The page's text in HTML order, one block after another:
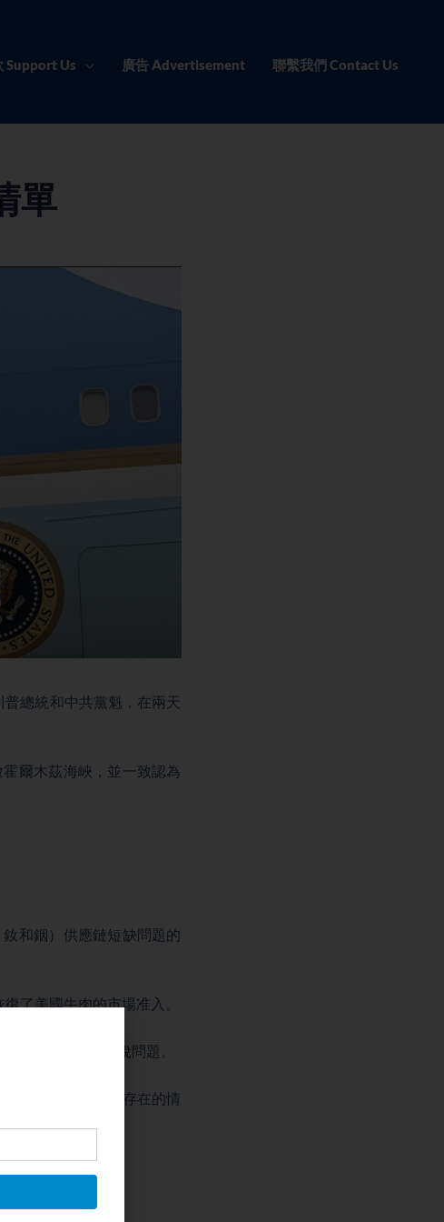
Support Us 廣告 Advertisement 聯繫我們 Contact Us
單
總統和中共黨魁，在兩天
爾木茲海峽，並一致認為
和銦）供應鏈短缺問題的
了美國牛肉的市場准入。
，談到了 對中關稅 問題。
了我們認為可能存在的情
」